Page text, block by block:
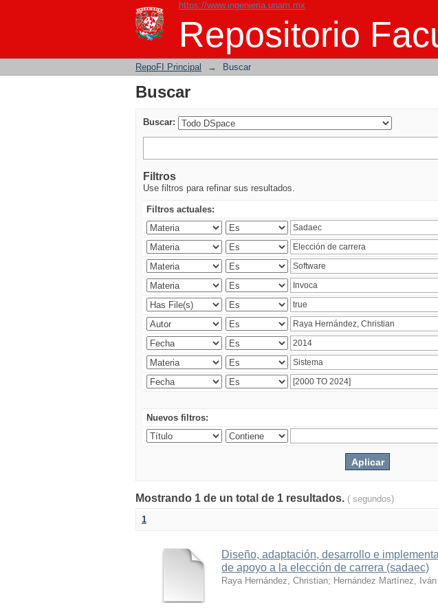
https://www.ingenieria.unam.mx
Repositorio
Buscar
RepoFI Principal → Buscar
Buscar
Buscar:
Filtros
Use filtros para refinar sus resultados.
Filtros actuales:
Nuevos filtros:
Mostrando 1 de un total de 1 resultados. ( segundos)
1
Diseño, adaptación, desarrollo e
de apoyo a la elección de carrera (sadaec)
Raya Hernández, Christian; Hernández Martínez, Iván